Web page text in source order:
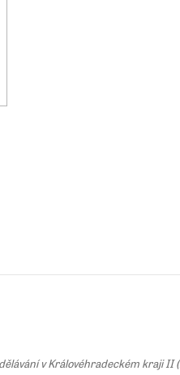
v Královéhradeckém kraji II